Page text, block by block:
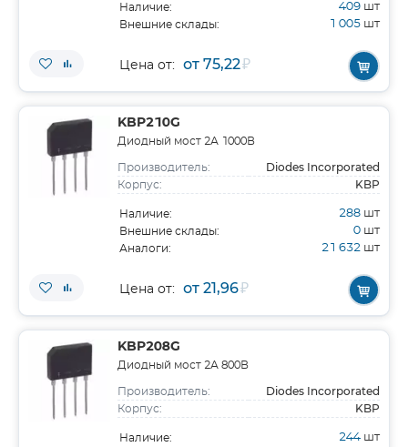
Наличие: 409 шт
Внешние склады: 1 005 шт
Цена от: от 75,22₽
KBP210G
Диодный мост 2А 1000В
Производитель: Diodes Incorporated
Корпус: KBP
Наличие: 288 шт
Внешние склады: 0 шт
Аналоги: 21 632 шт
Цена от: от 21,96₽
KBP208G
Диодный мост 2А 800В
Производитель: Diodes Incorporated
Корпус: KBP
Наличие: 244 шт